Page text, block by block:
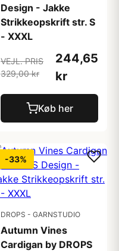
Design - Jakke
Strikkeopskrift str. S
- XXXL
VEJL. PRIS
329,00 kr
244,65
kr
Køb her
-33%
DROPS - GARNSTUDIO
Autumn Vines
Cardigan by DROPS